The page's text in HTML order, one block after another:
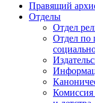
Правящий
Отделы
Отдел
Отдел по
Комиссия